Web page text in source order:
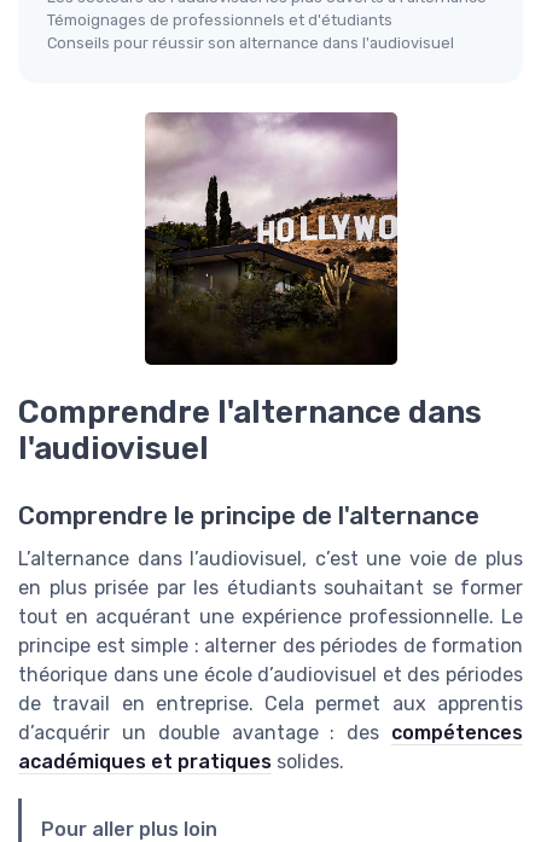
Témoignages de professionnels et d'étudiants
Conseils pour réussir son alternance dans l'audiovisuel
Comprendre l'alternance dans
l'audiovisuel
Comprendre le principe de l'alternance
L’alternance dans l’audiovisuel, c’est une voie de plus
en plus prisée par les étudiants souhaitant se former
tout en acquérant une expérience professionnelle. Le
principe est simple : alterner des périodes de formation
théorique dans une école d’audiovisuel et des périodes
de travail en entreprise. Cela permet aux apprentis
d’acquérir un double avantage : des compétences
académiques et pratiques solides.
Pour aller plus loin